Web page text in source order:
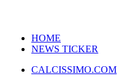
HOME
NEWS TICKER
CALCISSIMO.COM